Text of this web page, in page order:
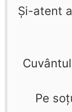
Şi-atent
Pe